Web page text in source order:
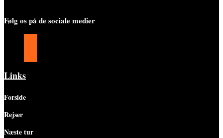
Følg os på de sociale medier
Links
Forside
Rejser
Næste tur